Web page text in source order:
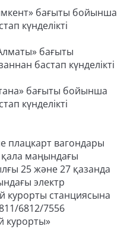
бағыты бойынша
күнделікті
бағыты
бастап күнделікті
бағыты бойынша
күнделікті
плацкарт вагондары
маңындағы
25 және 27 қазанда
электр
курорты станциясына
6812/7556
курорты»